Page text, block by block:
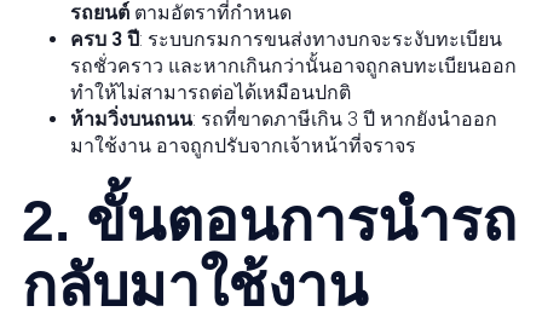
รถยนต์ ตามอัตราที่กำหนด
ครบ 3 ปี: ระบบกรมการขนส่งทางบกจะระงับทะเบียน
รถชั่วคราว และหากเกินกว่านั้นอาจถูกลบทะเบียนออก
ทำให้ไม่สามารถต่อได้เหมือนปกติ
ห้ามวิ่งบนถนน: รถที่ขาดภาษีเกิน 3 ปี หากยังนำออก
มาใช้งาน อาจถูกปรับจากเจ้าหน้าที่จราจร
2. ขั้นตอนการนำรถ
กลับมาใช้งาน